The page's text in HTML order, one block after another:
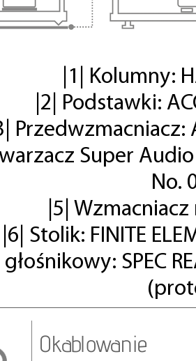
|1| Kolumny:
|2| Podstawki:
Przedwzmacniacz:
Super
No.
|5|
|6| Stolik: FINITE
SPEC
Okablowanie